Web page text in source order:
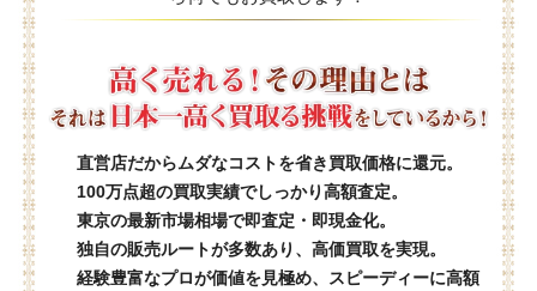
直営店だからムダなコストを省き買取価格に還元。
100万点超の買取実績でしっかり高額査定。
東京の最新市場相場で即査定・即現金化。
独自の販売ルートが多数あり、高価買取を実現。
経験豊富なプロが価値を見極め、スピーディーに高額